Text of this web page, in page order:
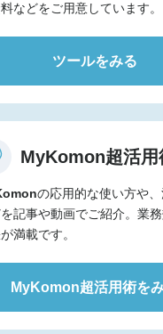
などをご用意しています。
ツールをみる
MyKomon超活用
の応用的な使い方や、
記事や動画でご紹介。業
満載です。
MyKomon超活用術を